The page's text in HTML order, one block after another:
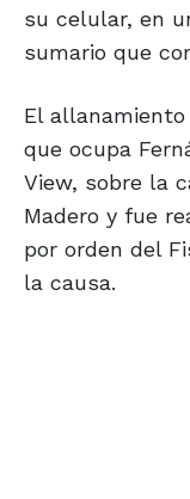
su celular, en
sumario que
El
que ocupa
View, sobre la
Madero y fue
por orden del
la causa.